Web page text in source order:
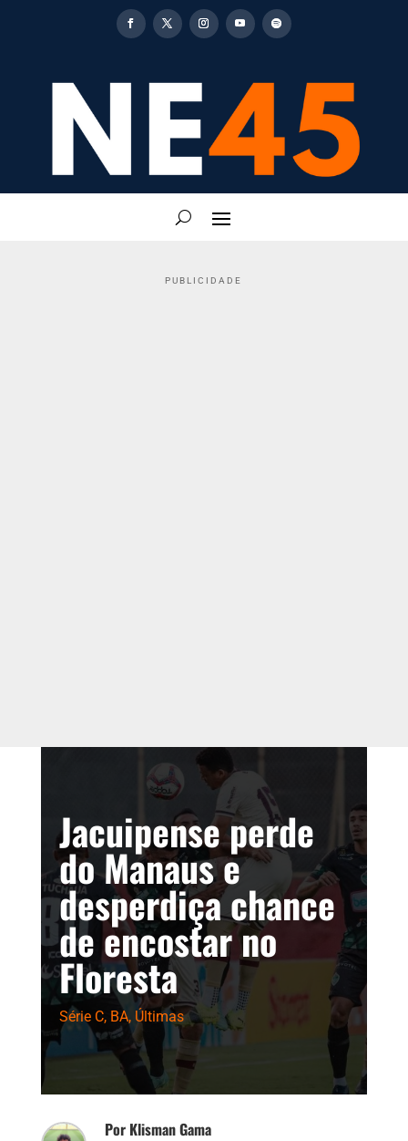
PUBLICIDADE
Jacuipense perde
do Manaus e
desperdiça chance
de encostar no
Floresta
Série C, BA, Últimas
Por Klisman Gama